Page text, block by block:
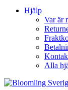
Hjälp
Var är
Alla